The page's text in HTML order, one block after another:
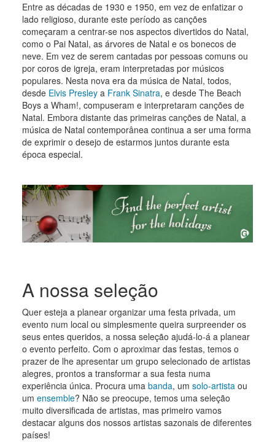
Entre as décadas de 1930 e 1950, em vez de enfatizar o
lado religioso, durante este período as canções
começaram a centrar-se nos aspectos divertidos do Natal,
como o Pai Natal, as árvores de Natal e os bonecos de
neve. Em vez de serem cantadas por pessoas comuns ou
por coros de igreja, eram interpretadas por músicos
populares. Nesta nova era da música de Natal, todos,
desde Elvis Presleya Frank Sinatra, e desde The Beach
Boys a Wham!, compuseram e interpretaram canções de
Natal. Embora distante das primeiras canções de Natal, a
música de Natal contemporânea continua a ser uma forma
de exprimir o desejo de estarmos juntos durante esta
época especial.
A nossa seleção
Quer esteja a planear organizar uma festa privada, um
evento num local ou simplesmente queira surpreender os
seus entes queridos, a nossa seleção ajudá-lo-á a planear
o evento perfeito. Com o aproximar das festas, temos o
prazer de lhe apresentar um grupo selecionado de artistas
alegres, prontos a transformar a sua festa numa
experiência única. Procura uma banda, um solo-artistaou
um ensemble? Não se preocupe, temos uma seleção
muito diversificada de artistas, mas primeiro vamos
destacar alguns dos nossos artistas sazonais de diferentes
países!